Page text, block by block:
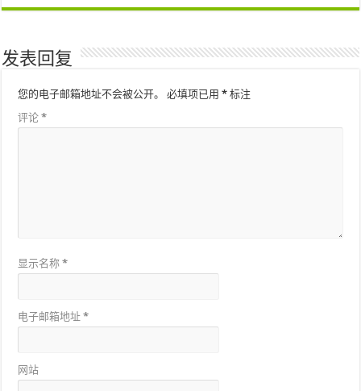
发表回复
您的电子邮箱地址不会被公开。 必填项已用* 标注
评论*
显示名称*
电子邮箱地址*
网站